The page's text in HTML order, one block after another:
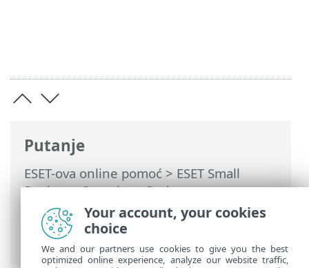
Putanje
ESET-ova online pomoć > ESET Small
Business Security>Rad s programom
ESET Small Business Security>
Podešavanje>Zaštita računala
Folder Guard
Your account, your cookies
choice
We and our partners use cookies to give you the best
optimized online experience, analyze our website traffic,